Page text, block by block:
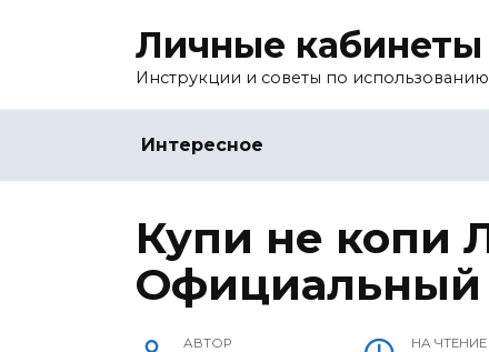
Личные кабинеты
Инструкции и советы по использованию
Интересное
Купи не копи
Официальный
АВТОР НА ЧТЕНИЕ